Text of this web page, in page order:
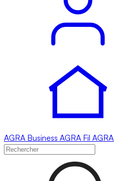
AGRA Business AGRA Fil AGRA